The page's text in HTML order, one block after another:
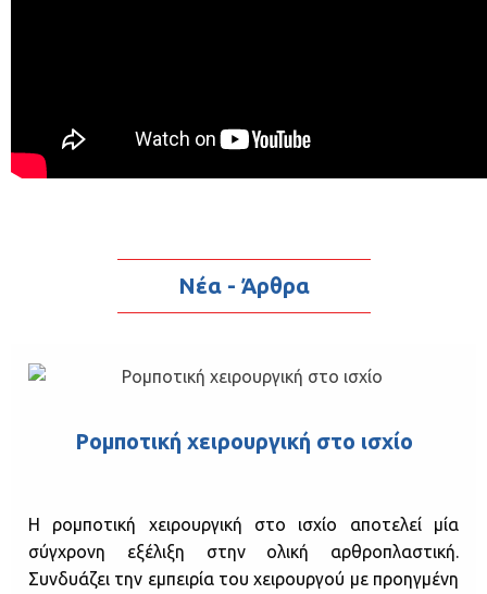
Νέα - Άρθρα
Ρομποτική χειρουργική στο ισχίο
Η ρομποτική χειρουργική στο ισχίο αποτελεί μία
σύγχρονη εξέλιξη στην ολική αρθροπλαστική.
Συνδυάζει την εμπειρία του χειρουργού με προηγμένη